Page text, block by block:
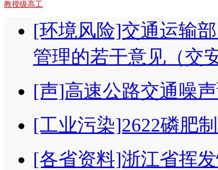
教授级高工
[环境风险]交通运输
管理的若干意见（交
[声]高速公路交通噪
[工业污染]2622磷肥
[各省资料]浙江省挥